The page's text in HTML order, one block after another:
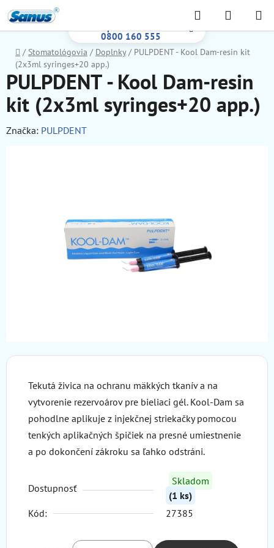
na
obsah
0800 160 555
Hľadať
KOŠÍK
Domov
/ Stomatológovia / Doplnky / PULPDENT - Kool Dam-resin kit
(2x3ml syringes+20 app.)
Tekutá živica na ochranu mäkkých tkanív a na
vytvorenie rezervoárov pre bieliaci gél. Kool-Dam sa
pohodlne aplikuje z injekčnej striekačky pomocou
tenkých aplikačných špičiek na presné umiestnenie
a po dokončení zákroku sa ľahko odstráni.
Dostupnosť
Skladom
(1 ks)
Kód:
27385
PULPDENT - Kool Dam-resin
kit (2x3ml syringes+20 app.)
Značka: PULPDENT